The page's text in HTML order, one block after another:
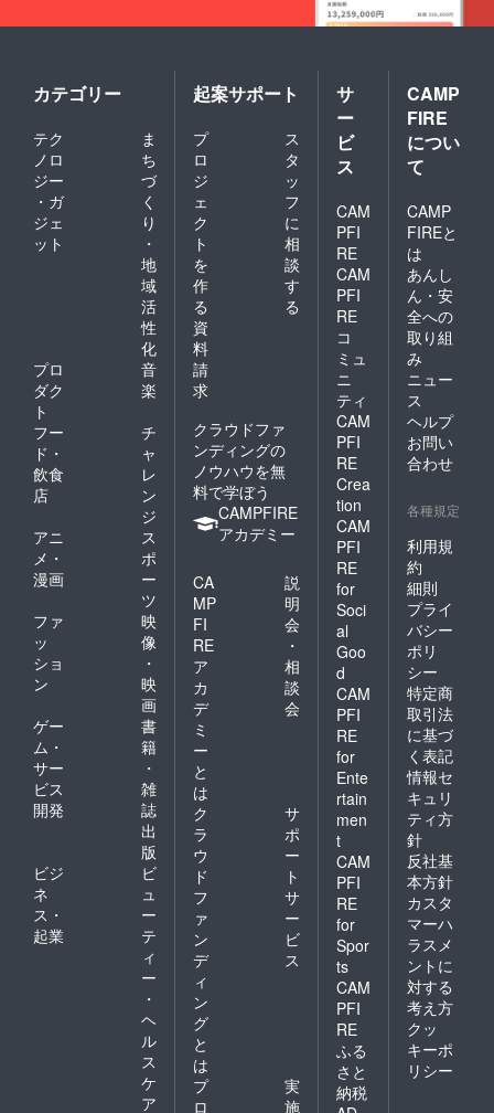
カテゴリー
テク
ノロ
ジー
・ガ
ジェ
ット
ま
ち
づ
く
り
・
地
域
活
性
化
プロ
ダク
ト
音
楽
フー
ド・
飲食
店
チ
ャ
レ
ン
ジ
アニ
メ・
漫画
ス
ポ
ー
ツ
ファ
ッ
ショ
ン
映
像
・
映
画
ゲー
ム・
サー
ビス
開発
書
籍
・
雑
誌
出
版
ビジ
ネ
ス・
起業
ビ
ュ
ー
テ
ィ
ー
・
ヘ
ル
ス
ケ
ア
起案サポート
プ
ロ
ジ
ェ
ク
ト
を
作
る
ス
タ
ッ
フ
に
相
談
す
る
資
料
請
求
クラウドファ
ンディングの
ノウハウを無
料で学ぼう
CAMPFIRE
アカデミー
CA
MP
FI
RE
ア
カ
デ
ミ
ー
と
は
説
明
会
・
相
談
会
ク
ラ
ウ
ド
フ
ァ
ン
デ
ィ
ン
グ
と
は
サ
ポ
ー
ト
サ
ー
ビ
ス
プ
ロ
実
施
サ
ー
ビ
ス
CAM
PFI
RE
CAM
PFI
RE
コ
ミュ
ニ
ティ
CAM
PFI
RE
Crea
tion
CAM
PFI
RE
for
Soci
al
Goo
d
CAM
PFI
RE
for
Ente
rtain
men
t
CAM
PFI
RE
for
Spor
ts
CAM
PFI
RE
ふる
さと
納税
CAMP
FIRE
につい
て
CAMP
FIREと
は
あんし
ん・安
全への
取り組
み
ニュー
ス
ヘルプ
お問い
合わせ
各種規定
利用規
約
細則
プライ
バシー
ポリ
シー
特定商
取引法
に基づ
く表記
情報セ
キュリ
ティ方
針
反社基
本方針
カスタ
マーハ
ラスメ
ントに
対する
考え方
クッ
キーポ
リシー